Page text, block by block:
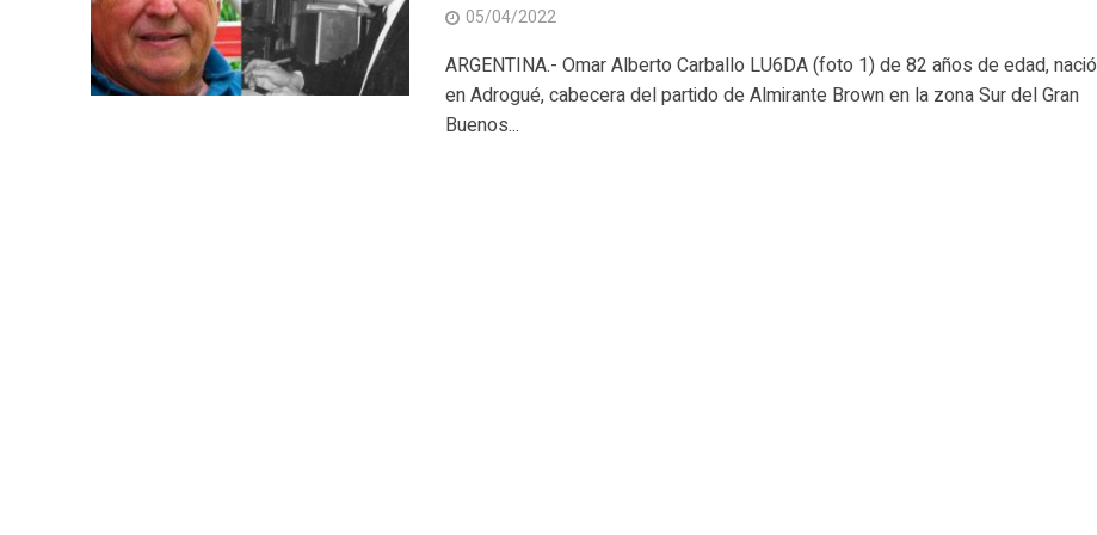
05/04/2022
ARGENTINA.- Omar Alberto Carballo LU6DA (foto 1) de 82 años de edad, nació
en Adrogué, cabecera del partido de Almirante Brown en la zona Sur del Gran
Buenos...